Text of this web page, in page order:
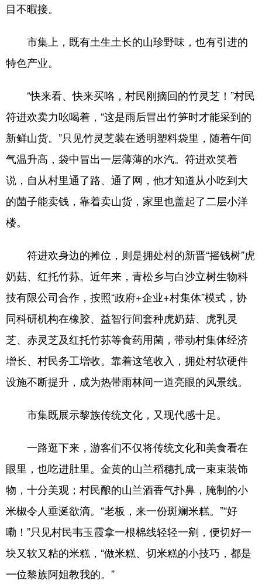
目不暇接。
市集上，既有土生土长的山珍野味，也有引进的
特色产业。
“快来看、快来买咯，村民刚摘回的竹灵芝！”村民
符进欢卖力吆喝着，“这是雨后冒出竹笋时才能采到的
新鲜山货。”只见竹灵芝装在透明塑料袋里，随着午间
气温升高，袋中冒出一层薄薄的水汽。符进欢笑着
说，自从村里通了路、通了网，他才知道从小吃到大
的菌子能卖钱，靠着卖山货，家里也盖起了二层小洋
楼。
符进欢身边的摊位，则是拥处村的新晋“摇钱树”虎
奶菇、红托竹荪。近年来，青松乡与白沙立树生物科
技有限公司合作，按照“政府+企业+村集体”模式，协
同科研机构在橡胶、益智行间套种虎奶菇、虎乳灵
芝、赤灵芝及红托竹荪等食药用菌，带动村集体经济
增长、村民务工增收。靠着这笔收入，拥处村软硬件
设施不断提升，成为热带雨林间一道亮眼的风景线。
市集既展示黎族传统文化，又现代感十足。
一路逛下来，游客们不仅将传统文化和美食看在
眼里，也吃进肚里。金黄的山兰稻穗扎成一束束装饰
物，十分美观；村民酿的山兰酒香气扑鼻，腌制的小
米椒令人垂涎欲滴。“老板，来一份斑斓米糕。”“好
嘞！”只见村民韦玉霞拿一根棉线轻轻一剜，便切好一
块又软又粘的米糕，“做米糕、切米糕的小技巧，都是
一位黎族阿姐教我的。”